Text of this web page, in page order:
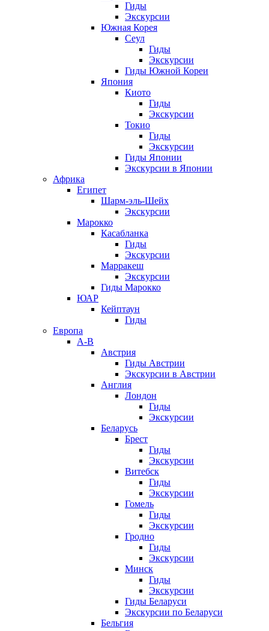
Гиды
Экскурсии
Южная Корея
Сеул
Гиды
Экскурсии
Гиды Южной Кореи
Япония
Киото
Гиды
Экскурсии
Токио
Гиды
Экскурсии
Гиды Японии
Экскурсии в Японии
Африка
Египет
Шарм-эль-Шейх
Экскурсии
Марокко
Касабланка
Гиды
Экскурсии
Марракеш
Экскурсии
Гиды Марокко
ЮАР
Кейптаун
Гиды
Европа
А-В
Австрия
Гиды Австрии
Экскурсии в Австрии
Англия
Лондон
Гиды
Экскурсии
Беларусь
Брест
Гиды
Экскурсии
Витебск
Гиды
Экскурсии
Гомель
Гиды
Экскурсии
Гродно
Гиды
Экскурсии
Минск
Гиды
Экскурсии
Гиды Беларуси
Экскурсии по Беларуси
Бельгия